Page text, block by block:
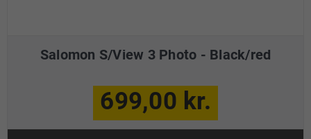
Salomon S/View 3 Photo - Black/red
699,00 kr.